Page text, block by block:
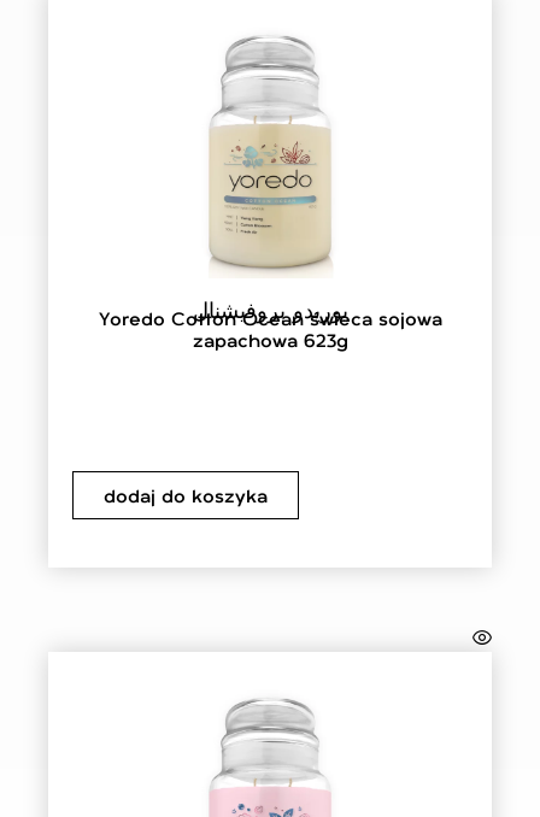
يوريدو بروفيشنال
Yoredo Cotton Ocean świeca sojowa
zapachowa 623g
dodaj do koszyka